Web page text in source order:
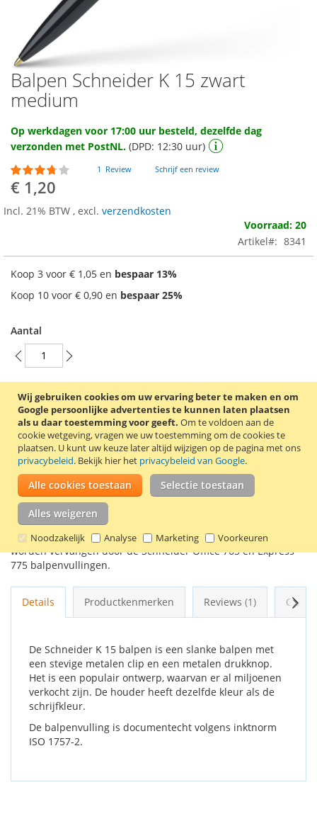
Wij gebruiken cookies om uw ervaring beter te maken en om
Google persoonlijke advertenties te kunnen laten plaatsen
als u daar toestemming voor geeft. Om te voldoen aan de
cookie wetgeving, vragen we uw toestemming om de cookies te
plaatsen. U kunt uw keuze later altijd wijzigen op de pagina met ons
privacybeleid. Bekijk hier het privacybeleid van Google.
Alle cookies toestaan Selectie toestaan
Alles weigeren
Noodzakelijk Analyse Marketing Voorkeuren
Ga
naar
het
van
de
afbeeldingen-
gallerij
Balpen Schneider K 15 zwart
medium
Op werkdagen voor 17:00 uur besteld, dezelfde dag
verzonden met PostNL. (DPD: 12:30 uur)
Waardering:
70
% of100
1 Review Schrijf een review
€ 1,20
Incl. 21% BTW , excl. verzendkosten
Voorraad: 20
Artikel
8341
Koop 3 voor € 1,05 en bespaar 13%
Koop 10 voor € 0,90 en bespaar 25%
Aantal
In Winkelwagen
VOEG TOE AAN VERLANGLIJST
TOEVOEGEN OM TE VERGELIJKEN
Zwarte Schneider K 15 balpen met een zwarte schrijfkleur. De
K 15 balpen heeft een medium schrijfbreedte. De vulling kan
worden vervangen door de Schneider Office 765 en Express
775 balpenvullingen.
Details Productkenmerken Reviews 1
De Schneider K 15 balpen is een slanke balpen met
een stevige metalen clip en een metalen drukknop.
Het is een populair ontwerp, waarvan er al miljoenen
verkocht zijn. De houder heeft dezelfde kleur als de
schrijfkleur.
De balpenvulling is documentecht volgens inktnorm
ISO 1757-2.